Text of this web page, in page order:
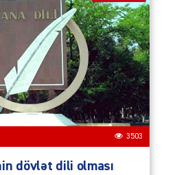
3503
dövlət dili olması